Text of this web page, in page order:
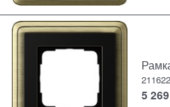
211622
5